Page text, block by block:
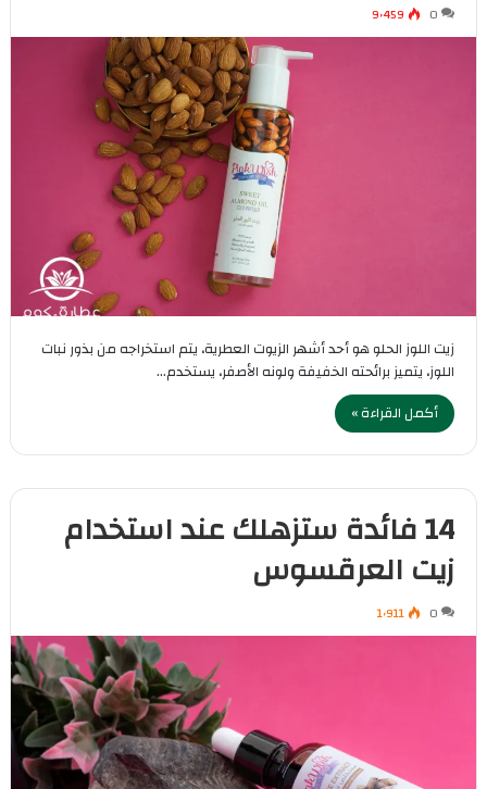
0 9٬459
زيت اللوز الحلو هو أحد أشهر الزيوت العطرية، يتم استخراجه من بذور نبات
اللوز، يتميز برائحته الخفيفة ولونه الأصفر، يستخدم…
أكمل القراءة »
14 فائدة ستزهلك عند استخدام
زيت العرقسوس
0 1٬911